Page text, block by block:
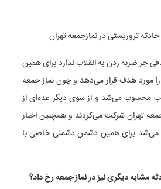
ضربه زدن به انقلاب ندارد برای همین
هدف قرار می‌دهد و چون نماز جمعه
محسوب می‌شد و از سوی دیگر عده‌ای از
تهران شرکت می‌کردند و همچنین اخبار
می‌شد برای همین دشمن دشمنی خاصی با
مشابه دیگری نیز در نماز جمعه رخ داد؟